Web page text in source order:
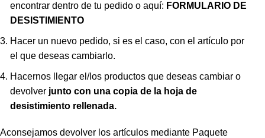
encontrar dentro de tu pedido o aquí: FORMULARIO DE
DESISTIMIENTO
Hacer un nuevo pedido, si es el caso, con el artículo por
el que deseas cambiarlo.
Hacernos llegar el/los productos que deseas cambiar o
devolver junto con una copia de la hoja de
desistimiento rellenada.
Aconsejamos devolver los artículos mediante Paquete